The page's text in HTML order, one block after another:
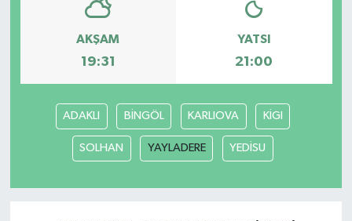
AKŞAM
19:31
YATSI
21:00
ADAKLI BİNGÖL KARLIOVA KİGI
SOLHAN YAYLADERE YEDİSU